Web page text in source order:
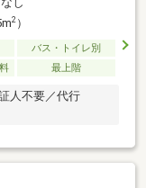
2）
バス・トイレ別
最上階
人不要／代行